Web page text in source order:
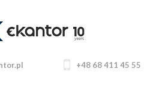
+48 68 411 45 55